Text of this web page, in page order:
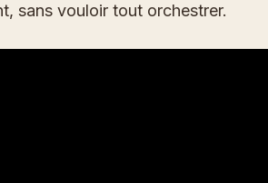
sans vouloir tout orchestrer.